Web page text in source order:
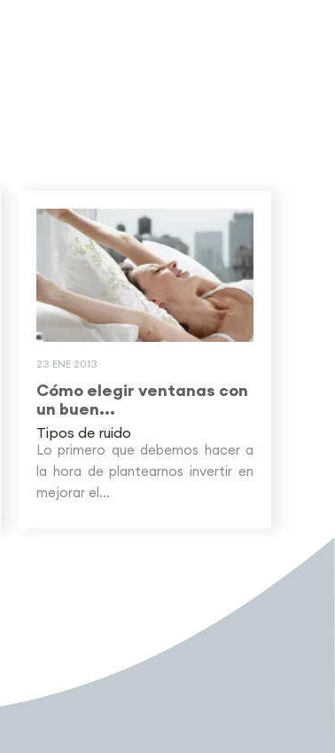
23 ENE 2013
Cómo elegir ventanas con
un buen...
Tipos de ruido
Lo primero que debemos hacer a
la hora de plantearnos invertir en
mejorar el...